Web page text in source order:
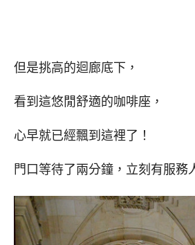
但是挑高的迴廊底下，
看到這悠閒舒適的咖啡座，
心早就已經飄到這裡了！
門口等待了兩分鐘，立刻有服務